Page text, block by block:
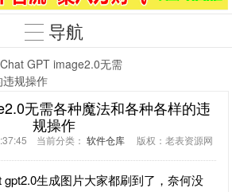
导航
GPT image2.0无需
规操作
无需各种魔法和各种各样的违
规操作
当前分类： 软件仓库 版权：老表资源网
生成图片大家都刷到了，奈何没